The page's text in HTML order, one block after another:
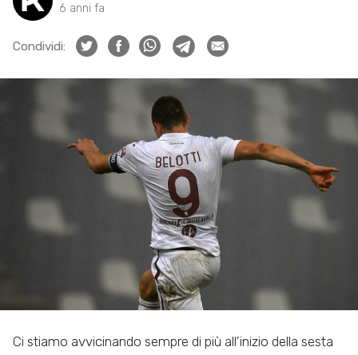
6 anni fa
Condividi:
Ci stiamo avvicinando sempre di più all’inizio della sesta